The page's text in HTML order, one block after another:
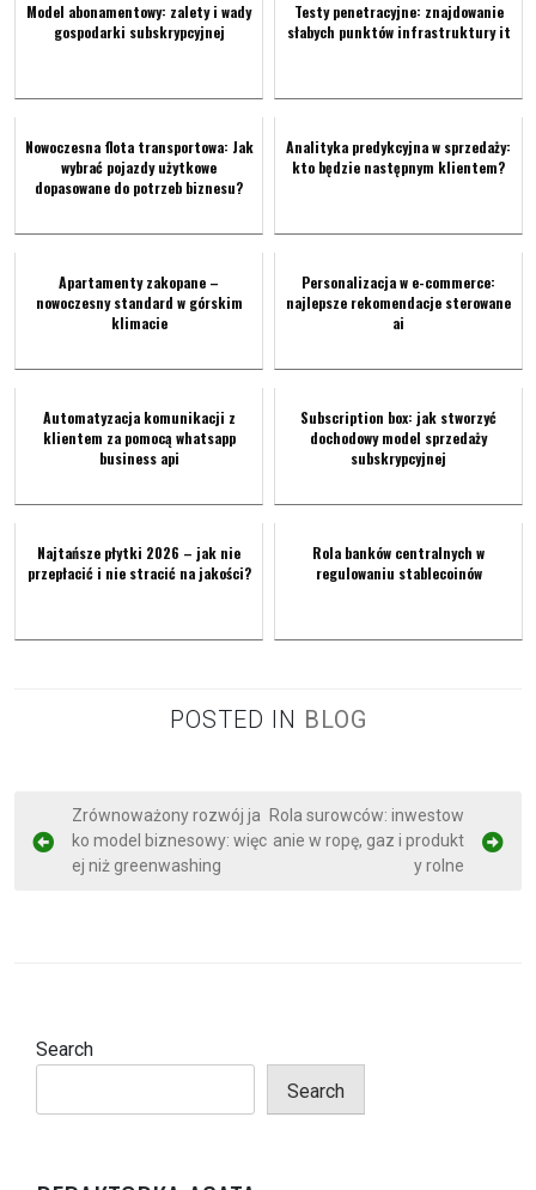
Model abonamentowy: zalety i wady
gospodarki subskrypcyjnej
Testy penetracyjne: znajdowanie
słabych punktów infrastruktury it
Nowoczesna flota transportowa: Jak
wybrać pojazdy użytkowe
dopasowane do potrzeb biznesu?
Analityka predykcyjna w sprzedaży:
kto będzie następnym klientem?
Apartamenty zakopane –
nowoczesny standard w górskim
klimacie
Personalizacja w e-commerce:
najlepsze rekomendacje sterowane
ai
Automatyzacja komunikacji z
klientem za pomocą whatsapp
business api
Subscription box: jak stworzyć
dochodowy model sprzedaży
subskrypcyjnej
Najtańsze płytki 2026 – jak nie
przepłacić i nie stracić na jakości?
Rola banków centralnych w
regulowaniu stablecoinów
POSTED IN BLOG
P
o
v
i
g
t
Zrównoważony rozwój ja
ko model biznesowy: więc
ej niż greenwashing
Rola surowców: inwestow
anie w ropę, gaz i produkt
y rolne
Search
Search